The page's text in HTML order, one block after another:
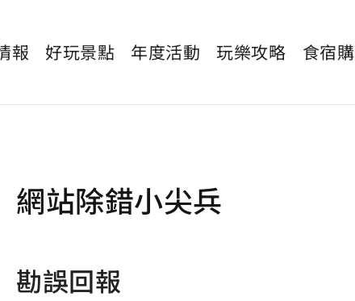
報 好玩景點 年度活動 玩樂攻略 食宿購
網站除錯小尖兵
勘誤回報